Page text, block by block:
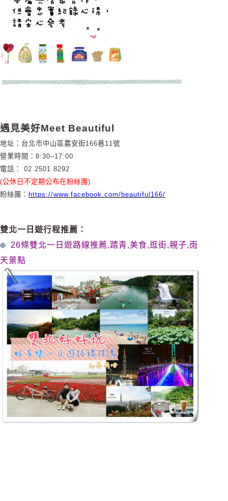
遇見美好Meet Beautiful
地址：台北市中山區農安街166巷11號
營業時間：8:30–17:00
電話： 02 2501 8292
(公休日不定期公布在粉絲團)
粉絲團： https://www.facebook.com/beautiful166/
雙北一日遊行程推薦：
26條雙北一日遊路線推薦,踏青,美食,逛街,親子,雨
天景點